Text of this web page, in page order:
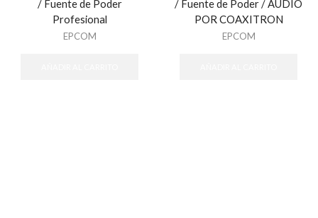
/ Fuente de Poder
Profesional
EPCOM
/ Fuente de Poder / AUDIO
POR COAXITRON
EPCOM